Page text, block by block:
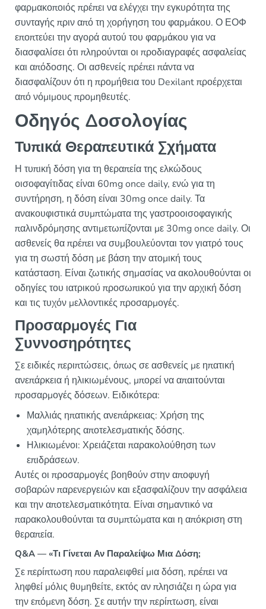
φαρμακοποιός πρέπει να ελέγχει την εγκυρότητα της
συνταγής πριν από τη χορήγηση του φαρμάκου. Ο ΕΟΦ
εποπτεύει την αγορά αυτού του φαρμάκου για να
διασφαλίσει ότι πληρούνται οι προδιαγραφές ασφαλείας
και απόδοσης. Οι ασθενείς πρέπει πάντα να
διασφαλίζουν ότι η προμήθεια του Dexilant προέρχεται
από νόμιμους προμηθευτές.
Οδηγός Δοσολογίας
Τυπικά Θεραπευτικά Σχήματα
Η τυπική δόση για τη θεραπεία της ελκώδους
οισοφαγίτιδας είναι 60mg once daily, ενώ για τη
συντήρηση, η δόση είναι 30mg once daily. Τα
ανακουφιστικά συμπτώματα της γαστροοισοφαγικής
παλινδρόμησης αντιμετωπίζονται με 30mg once daily. Οι
ασθενείς θα πρέπει να συμβουλεύονται τον γιατρό τους
για τη σωστή δόση με βάση την ατομική τους
κατάσταση. Είναι ζωτικής σημασίας να ακολουθούνται οι
οδηγίες του ιατρικού προσωπικού για την αρχική δόση
και τις τυχόν μελλοντικές προσαρμογές.
Προσαρμογές Για
Συννοσηρότητες
Σε ειδικές περιπτώσεις, όπως σε ασθενείς με ηπατική
ανεπάρκεια ή ηλικιωμένους, μπορεί να απαιτούνται
προσαρμογές δόσεων. Ειδικότερα:
Μαλλιάς ηπατικής ανεπάρκειας: Χρήση της
χαμηλότερης αποτελεσματικής δόσης.
Ηλικιωμένοι: Χρειάζεται παρακολούθηση των
επιδράσεων.
Αυτές οι προσαρμογές βοηθούν στην αποφυγή
σοβαρών παρενεργειών και εξασφαλίζουν την ασφάλεια
και την αποτελεσματικότητα. Είναι σημαντικό να
παρακολουθούνται τα συμπτώματα και η απόκριση στη
θεραπεία.
Q&A — «Τι Γίνεται Αν Παραλείψω Μια Δόση;
Σε περίπτωση που παραλειφθεί μια δόση, πρέπει να
ληφθεί μόλις θυμηθείτε, εκτός αν πλησιάζει η ώρα για
την επόμενη δόση. Σε αυτήν την περίπτωση, είναι